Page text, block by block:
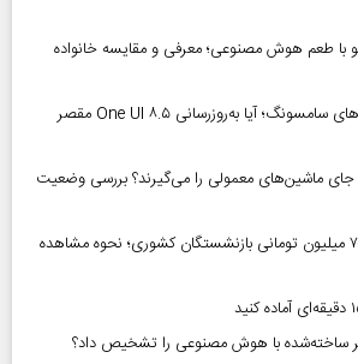
با طعم هوش مصنوعی؛ معرفی و مقایسه خانواده
بحران باتری در گوشی‌های سامسونگ؛ آیا به‌روزرسانی One UI ۸.۵ مقصر
جای ماشین‌های معمولی را می‌گیرند؟ بررسی وضعیت
استعلام وام ضروری ۷۵ میلیون تومانی بازنشستگان کشوری؛ نحوه مشاهده
ساخته‌شده با هوش مصنوعی را تشخیص داد؟